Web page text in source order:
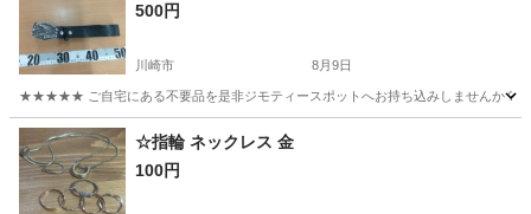
500円
川崎市 8月9日
★★★★★ ご自宅にある不要品を是非ジモティースポットへお持ち込みしませんか？
神奈川 川崎市 小物 現地
☆指輪 ネックレス 金
100円